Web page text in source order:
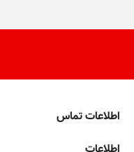
اطلاعات تماس